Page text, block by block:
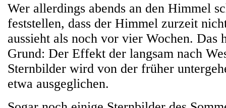
Wer allerdings abends an den Himmel
feststellen, dass der Himmel zurzeit
aussieht als noch vor vier Wochen. Das
Grund: Der Effekt der langsam nach
Sternbilder wird von der früher
etwa ausgeglichen.